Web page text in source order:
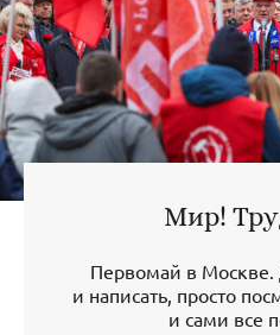
Мир!
Первомай в Москве.
и написать, просто
и сами все